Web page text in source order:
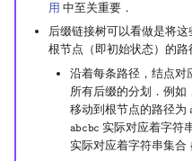
用 中至关重要．
后缀链接树可以看做是将
根节点（即初始状态）的路
沿着每条路径，结点对
所有后缀的分划．例如
移动到根节点的路径为
𝚊𝚋𝚌𝚋𝚌
abcbc 实际对应着字符
实际对应着字符串集合 {